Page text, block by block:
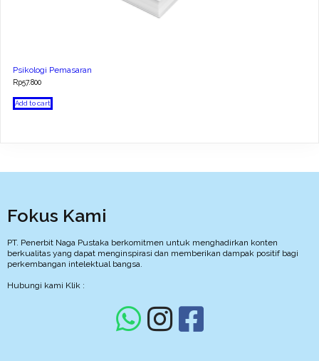
Psikologi Pemasaran
Rp57.800
Add to cart
Fokus Kami
PT. Penerbit Naga Pustaka berkomitmen untuk menghadirkan konten
berkualitas yang dapat menginspirasi dan memberikan dampak positif bagi
perkembangan intelektual bangsa.
Hubungi kami Klik :